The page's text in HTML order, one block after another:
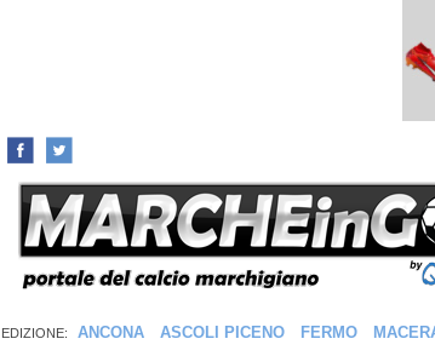
EDIZIONE: ANCONA ASCOLI PICENO FERMO